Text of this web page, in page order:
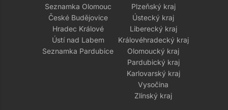
Seznamka Olomouc
České Budějovice
Hradec Králové
Ústí nad Labem
Seznamka Pardubice
Plzeňský kraj
Ústecký kraj
Liberecký kraj
Královéhradecký kraj
Olomoucký kraj
Pardubický kraj
Karlovarský kraj
Vysočina
Zlínský kraj